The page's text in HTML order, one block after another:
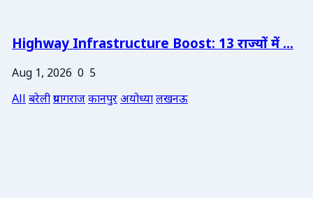
Highway Infrastructure Boost: 13 राज्यों में ...
Aug 1, 2026 0 5
Allबरेलीप्रयागराजकानपुरअयोध्यालखनऊ